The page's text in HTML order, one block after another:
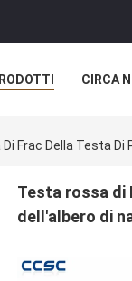
CIRCA
Frac Della Testa
Testa rossa
dell'albero di